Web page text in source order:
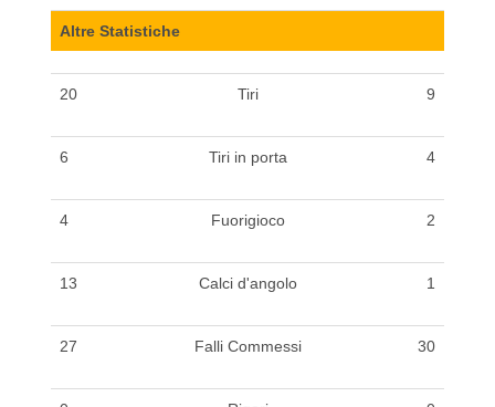
Altre Statistiche
20 Tiri 9
6 Tiri in porta 4
4 Fuorigioco 2
13 Calci d'angolo 1
27 Falli Commessi 30